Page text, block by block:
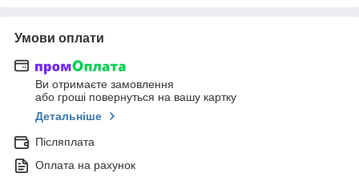
Умови оплати
Ви отримаєте замовлення
або гроші повернуться на вашу картку
Детальніше
Післяплата
Оплата на рахунок